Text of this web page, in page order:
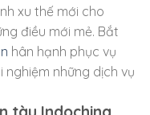
xu thế mới cho
điều mới mẻ. Bắt
hân hạnh phục vụ
những dịch vụ